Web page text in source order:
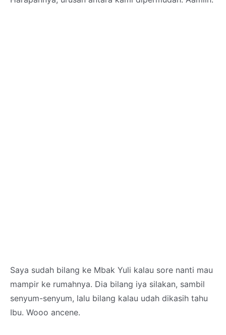
Saya sudah bilang ke Mbak Yuli kalau sore nanti mau
mampir ke rumahnya. Dia bilang iya silakan, sambil
senyum-senyum, lalu bilang kalau udah dikasih tahu
Ibu. Wooo ancene.